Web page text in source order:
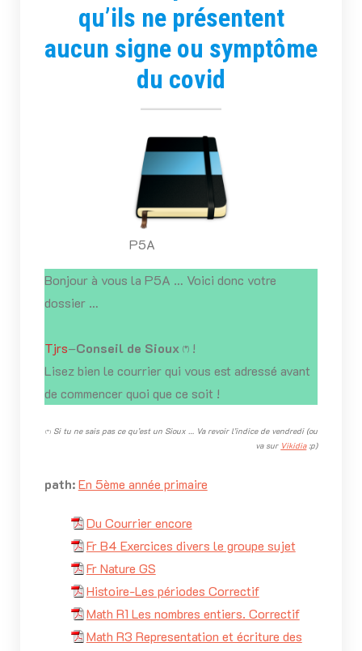
qu’ils ne présentent
aucun signe ou symptôme
du covid
P5A
Bonjour à vous la P5A … Voici donc votre
dossier …
Tjrs–Conseil de Sioux (*)!
Lisez bien le courrier qui vous est adressé avant
de commencer quoi que ce soit !
(*) Si tu ne sais pas ce qu’est un Sioux … Va revoir l’indice de vendredi (ou
va sur Vikidia:p)
path: En 5ème année primaire
Du Courrier encore
Fr B4 Exercices divers le groupe sujet
Fr Nature GS
Histoire-Les périodes Correctif
Math R1 Les nombres entiers. Correctif
Math R3 Representation et écriture des